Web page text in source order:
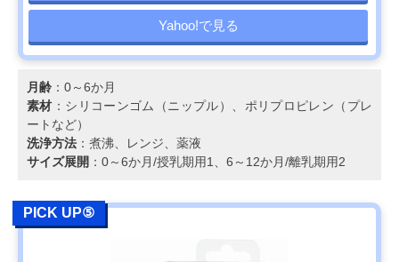
Yahoo!で見る
月齢 ：0～6か月
素材 ：シリコーンゴム（ニップル）、ポリプロピレン（プレ
ートなど）
洗浄方法 ：煮沸、レンジ、薬液
サイズ展開 ：0～6か月/授乳期用1、6～12か月/離乳期用2
PICK UP⑤